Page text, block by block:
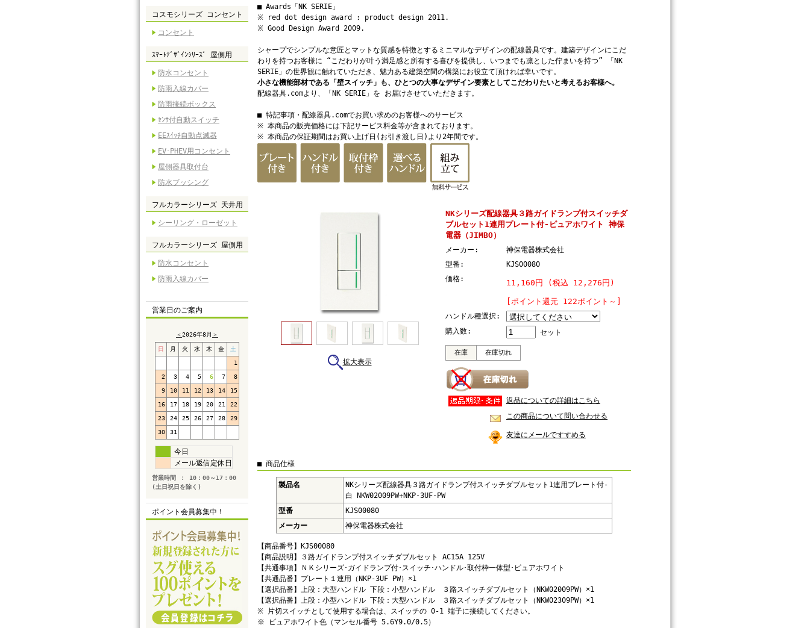
コスモシリーズ コンセント
コンセント
ｽﾏｰﾄﾃﾞｻﾞｲﾝｼﾘｰｽﾞ 屋側用
防水コンセント
防雨入線カバー
防雨接続ボックス
ｾﾝｻ付自動スイッチ
EEｽｲｯﾁ自動点滅器
EV･PHEV用コンセント
屋側器具取付台
防水ブッシング
フルカラーシリーズ 天井用
シーリング・ローゼット
フルカラーシリーズ 屋側用
防水コンセント
防雨入線カバー
営業日のご案内
＜2026年8月 ＞
日 月 火 水 木 金 土
1
2 3 4 5 6 7 8
9 10 11 12 13 14 15
16 17 18 19 20 21 22
23 24 25 26 27 28 29
30 31
今日
メール返信定休日
営業時間 ： 10：00～17：00
(土日祝日を除く)
ポイント会員募集中！
■ Awards「NK SERIE」
※ red dot design award : product design 2011.
※ Good Design Award 2009.
シャープでシンプルな意匠とマットな質感を特徴とするミニマルなデザインの配線器具です。建築デザインにこだ
わりを持つお客様に “こだわりが叶う満足感と所有する喜びを提供し、いつまでも凛とした佇まいを持つ” 「NK
SERIE」の世界観に触れていただき、魅力ある建築空間の構築にお役立て頂ければ幸いです。
小さな機能部材である「壁スイッチ」も、ひとつの大事なデザイン要素としてこだわりたいと考えるお客様へ。
配線器具.comより、「NK SERIE」を お届けさせていただきます。
■ 特記事項・配線器具.comでお買い求めのお客様へのサービス
※ 本商品の販売価格には下記サービス料金等が含まれております。
※ 本商品の保証期間はお買い上げ日(お引き渡し日)より2年間です。
拡大表示
NKシリーズ配線器具３路ガイドランプ付スイッチダ
ブルセット1連用プレート付-ピュアホワイト 神保
電器（JIMBO）
メーカー:
神保電器株式会社
型番:
KJS00080
価格:
11,160円 (税込 12,276円)
[ポイント還元 122ポイント～]
ハンドル種選択:
購入数:
セット
在庫 在庫切れ
返品についての詳細はこちら
この商品について問い合わせる
友達にメールですすめる
■ 商品仕様
製品名
NKシリーズ配線器具３路ガイドランプ付スイッチダブルセット1連用プレート付-
白 NKW02009PW+NKP-3UF-PW
型番
KJS00080
メーカー
神保電器株式会社
【商品番号】KJS00080
【商品説明】３路ガイドランプ付スイッチダブルセット AC15A 125V
【共通事項】ＮＫシリーズ･ガイドランプ付･スイッチ･ハンドル･取付枠一体型･ピュアホワイト
【共通品番】プレート１連用（NKP-3UF PW）×1
【選択品番】上段：大型ハンドル 下段：小型ハンドル ３路スイッチダブルセット（NKW02009PW）×1
【選択品番】上段：小型ハンドル 下段：大型ハンドル ３路スイッチダブルセット（NKW02309PW）×1
※ 片切スイッチとして使用する場合は、スイッチの 0-1 端子に接続してください。
※ ピュアホワイト色（マンセル番号 5.6Y9.0/0.5）